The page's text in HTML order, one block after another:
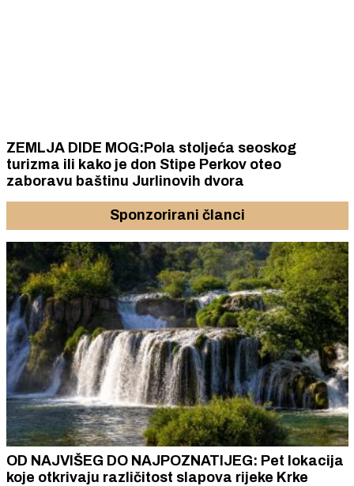
ZEMLJA DIDE MOG:Pola stoljeća seoskog
turizma ili kako je don Stipe Perkov oteo
zaboravu baštinu Jurlinovih dvora
Sponzorirani članci
OD NAJVIŠEG DO NAJPOZNATIJEG: Pet lokacija
koje otkrivaju različitost slapova rijeke Krke